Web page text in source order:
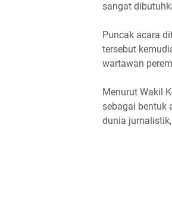
sangat
Puncak acara
tersebut
wartawan
Menurut Wakil
sebagai bentuk
dunia